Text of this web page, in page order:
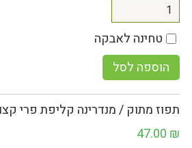
טחינה לאבקה
הוספה לסל
תפוז מתוק / מנדרינה קליפת פרי קצוץ -
47.00 ₪